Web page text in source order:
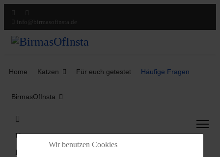
info@birmasofinsta.de
Home Katzen Für euch getestet Häufige Fragen
BirmasOfInsta
Unsere
Katzen
Wir benutzen Cookies